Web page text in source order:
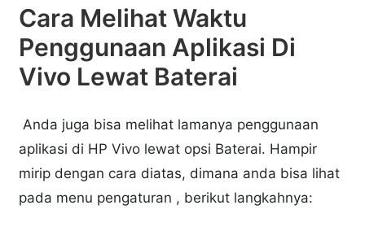
Cara Melihat Waktu
Penggunaan Aplikasi Di
Vivo Lewat Baterai
Anda juga bisa melihat lamanya penggunaan
aplikasi di HP Vivo lewat opsi Baterai. Hampir
mirip dengan cara diatas, dimana anda bisa lihat
pada menu pengaturan , berikut langkahnya: